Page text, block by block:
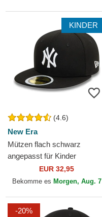
KINDER
(4.6)
New Era
Mützen flach schwarz
angepasst für Kinder
59FIFTY der New York
Yankees MLB von New Era
EUR 32,95
Bekomme es Morgen, Aug. 7
-20%